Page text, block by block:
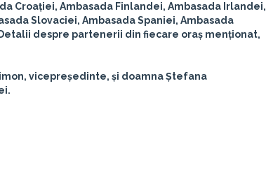
Croației, Ambasada Finlandei, Ambasada Irlandei,
Slovaciei, Ambasada Spaniei, Ambasada
despre partenerii din fiecare oraș menționat,
vicepreședinte, și doamna Ștefana